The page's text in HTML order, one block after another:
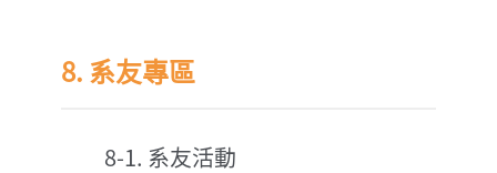
8. 系友專區
8-1. 系友活動